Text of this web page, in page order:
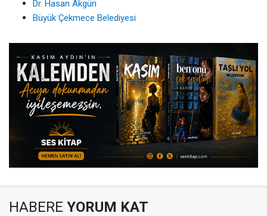
Dr. Hasan Akgün
Büyük Çekmece Belediyesi
HABERE YORUM KAT